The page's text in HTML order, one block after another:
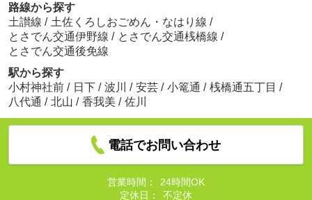
路線から探す
土讃線 / 土佐くろしおごめん・なはり線 /
とさでん交通伊野線 / とさでん交通桟橋線 /
とさでん交通後免線
駅から探す
小村神社前 / 日下 / 波川 / 安芸 / 小篭通 / 桟橋通五丁目 /
八代通 / 北山 / 香我美 / 佐川
電話でお問い合わせ
営業時間：
24時間OK
定休日：
不定休